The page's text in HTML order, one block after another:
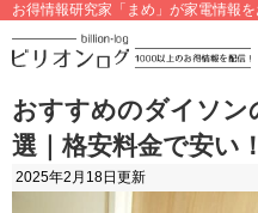
お得情報研究家「まめ」が家電情報を
おすすめのダイソン
選｜格安料金で安い！
2025年2月18日 更新